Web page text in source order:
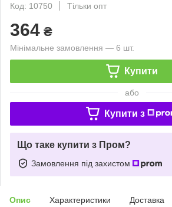
Код: 10750
Тільки опт
364 ₴
Мінімальне замовлення — 6 шт.
Купити
або
Купити з
Що таке купити з Пром?
Замовлення під захистом
Опис Характеристики Доставка